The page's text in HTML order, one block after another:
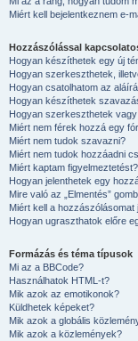
Miért kell bejelentkeznem e-
Hozzászólással
Hogyan készíthetek egy új
Hogyan szerkeszthetek,
Hogyan csatolhatom az
Hogyan készíthetek
Hogyan szerkeszthetek
Miért nem férek hozzá egy
Miért nem tudok szavazni?
Miért nem tudok hozzáadni
Miért kaptam figyelmeztetést?
Hogyan jelenthetek egy
Mire való az „Elmentés”
Miért kell a
Hogyan ugraszthatok előre
Formázás és téma típusok
Mi az a BBCode?
Használhatok HTML-t?
Mik azok az emotikonok?
Küldhetek képeket?
Mik azok a globális
Mik azok a közlemények?